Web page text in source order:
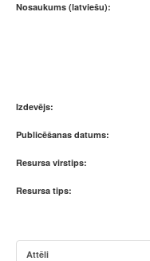
Nosaukums (latviešu):
Izdevējs:
Publicēšanas datums:
Resursa virstips:
Resursa tips:
Attēli